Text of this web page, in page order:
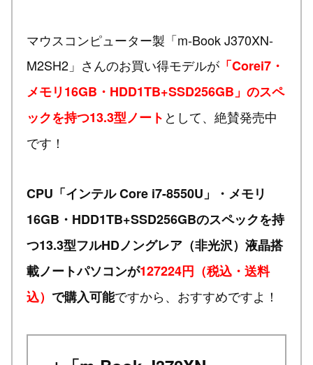
マウスコンピューター製「m-Book J370XN-
M2SH2」さんのお買い得モデルが 「Corei7・
メモリ16GB・HDD1TB+SSD256GB」のスペ
ックを持つ13.3型ノート として、絶賛発売中
です！
CPU「インテル Core i7-8550U」・メモリ
16GB・HDD1TB+SSD256GBのスペックを持
つ13.3型フルHDノングレア（非光沢）液晶搭
載ノートパソコンが127224円（税込・送料
込） で購入可能ですから、おすすめですよ！